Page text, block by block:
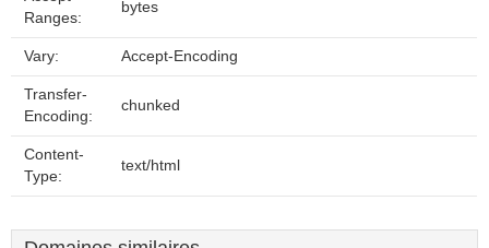
Ranges:
bytes
Vary: Accept-Encoding
Transfer-
Encoding:
chunked
Content-
Type:
text/html